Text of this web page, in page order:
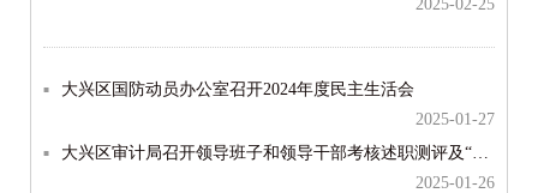
2025-02-25
大兴区国防动员办公室召开2024年度民主生活会
2025-01-27
大兴区审计局召开领导班子和领导干部考核述职测评及“一报告两评议”工作会
2025-01-26